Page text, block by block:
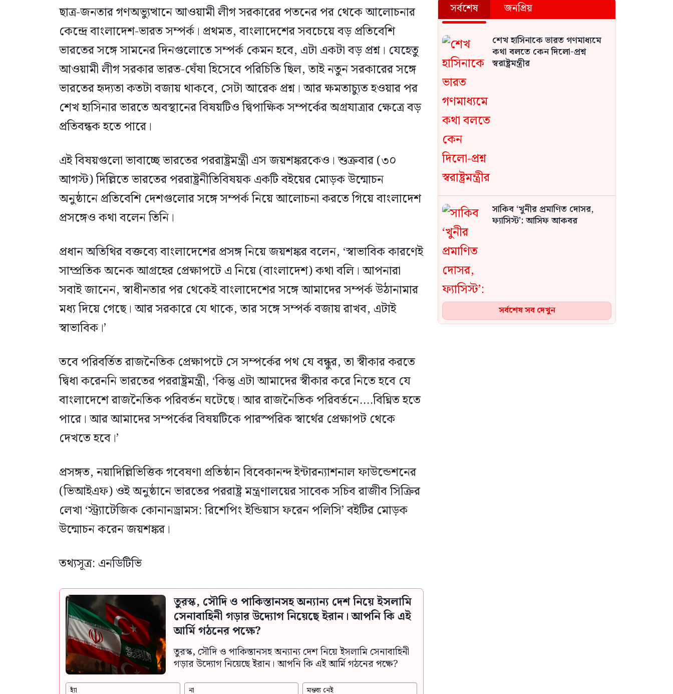
ছাত্র-জনতার গণঅভ্যুত্থানে আওয়ামী লীগ সরকারের পতনের পর থেকে আলোচনার
কেন্দ্রে বাংলাদেশ-ভারত সম্পর্ক। প্রথমত, বাংলাদেশের সবচেয়ে বড় প্রতিবেশি
ভারতের সঙ্গে সামনের দিনগুলোতে সম্পর্ক কেমন হবে, এটা একটা বড় প্রশ্ন। যেহেতু
আওয়ামী লীগ সরকার ভারত-ঘেঁষা হিসেবে পরিচিতি ছিল, তাই নতুন সরকারের সঙ্গে
ভারতের হৃদ্যতা কতটা বজায় থাকবে, সেটা আরেক প্রশ্ন। আর ক্ষমতাচ্যুত হওয়ার পর
শেখ হাসিনার ভারতে অবস্থানের বিষয়টিও দ্বিপাক্ষিক সম্পর্কের অগ্রযাত্রার ক্ষেত্রে বড়
প্রতিবন্ধক হতে পারে।
এই বিষয়গুলো ভাবাচ্ছে ভারতের পররাষ্ট্রমন্ত্রী এস জয়শঙ্করকেও। শুক্রবার (৩০
আগস্ট) দিল্লিতে ভারতের পররাষ্ট্রনীতিবিষয়ক একটি বইয়ের মোড়ক উন্মোচন
অনুষ্ঠানে প্রতিবেশি দেশগুলোর সঙ্গে সম্পর্ক নিয়ে আলোচনা করতে গিয়ে বাংলাদেশ
প্রসঙ্গেও কথা বলেন তিনি।
প্রধান অতিথির বক্তব্যে বাংলাদেশের প্রসঙ্গ নিয়ে জয়শঙ্কর বলেন, ‘স্বাভাবিক কারণেই
সাম্প্রতিক অনেক আগ্রহের প্রেক্ষাপটে এ নিয়ে (বাংলাদেশ) কথা বলি। আপনারা
সবাই জানেন, স্বাধীনতার পর থেকেই বাংলাদেশের সঙ্গে আমাদের সম্পর্ক উঠানামার
মধ্য দিয়ে গেছে। আর সরকারে যে থাকে, তার সঙ্গে সম্পর্ক বজায় রাখব, এটাই
স্বাভাবিক।’
তবে পরিবর্তিত রাজনৈতিক প্রেক্ষাপটে সে সম্পর্কের পথ যে বন্ধুর, তা স্বীকার করতে
দ্বিধা করেননি ভারতের পররাষ্ট্রমন্ত্রী, ‘কিন্তু এটা আমাদের স্বীকার করে নিতে হবে যে
বাংলাদেশে রাজনৈতিক পরিবর্তন ঘটেছে। আর রাজনৈতিক পরিবর্তনে….বিঘ্নিত হতে
পারে। আর আমাদের সম্পর্কের বিষয়টিকে পারস্পরিক স্বার্থের প্রেক্ষাপট থেকে
দেখতে হবে।’
প্রসঙ্গত, নয়াদিল্লিভিত্তিক গবেষণা প্রতিষ্ঠান বিবেকানন্দ ইন্টারন্যাশনাল ফাউন্ডেশনের
(ভিআইএফ) ওই অনুষ্ঠানে ভারতের পররাষ্ট্র মন্ত্রণালয়ের সাবেক সচিব রাজীব সিক্রির
লেখা ‘স্ট্র্যাটেজিক কোনানড্রামস: রিশেপিং ইন্ডিয়াস ফরেন পলিসি’ বইটির মোড়ক
উন্মোচন করেন জয়শঙ্কর।
তথ্যসূত্র: এনডিটিভি
তুরস্ক, সৌদি ও পাকিস্তানসহ অন্যান্য দেশ নিয়ে ইসলামি
সেনাবাহিনী গড়ার উদ্যোগ নিয়েছে ইরান। আপনি কি এই
আর্মি গঠনের পক্ষে?
তুরস্ক, সৌদি ও পাকিস্তানসহ অন্যান্য দেশ নিয়ে ইসলামি সেনাবাহিনী
গড়ার উদ্যোগ নিয়েছে ইরান। আপনি কি এই আর্মি গঠনের পক্ষে?
হ্যাঁ না মন্তব্য নেই
সর্বশেষ জনপ্রিয়
শেখ হাসিনাকে ভারত গণমাধ্যমে
কথা বলতে কেন দিলো-প্রশ্ন
স্বরাষ্ট্রমন্ত্রীর
সাকিব ‘খুনীর প্রমাণিত দোসর,
ফ্যাসিস্ট’: আসিফ আকবর
সর্বশেষ সব দেখুন